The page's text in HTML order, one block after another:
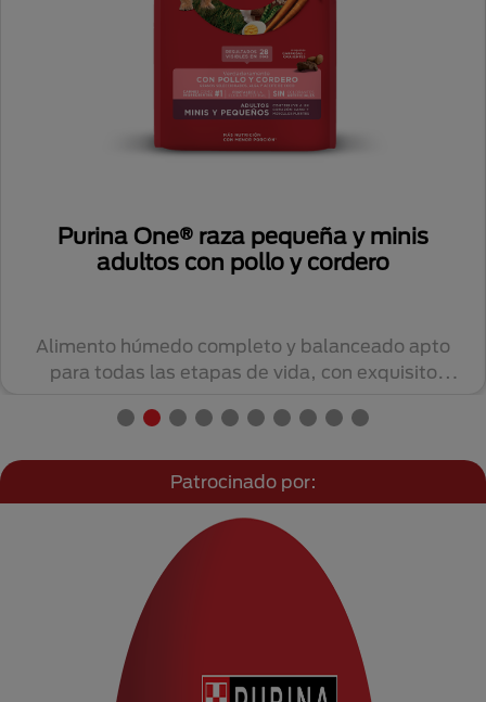
Purina One® raza pequeña y minis
adultos con pollo y cordero
Alimento húmedo completo y balanceado apto
para todas las etapas de vida, con exquisito
Patrocinado por: